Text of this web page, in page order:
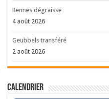
Rennes dégraisse
4 août 2026
Geubbels transféré
2 août 2026
Calendrier